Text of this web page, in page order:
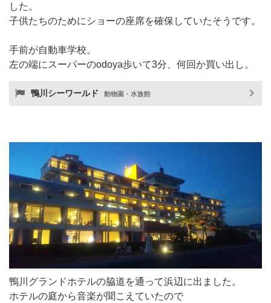
した。
子供たちのためにショーの座席を確保していたそうです。
手前が自動車学校。
左の端にスーパーのodoya歩いて3分、何回か買い出し。
鴨川シーワールド 動物園・水族館
鴨川グランドホテルの脇道を通って浜辺に出ました。
ホテルの庭から音楽が聞こえていたので